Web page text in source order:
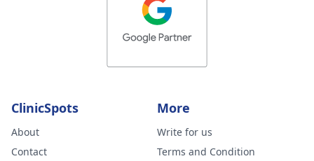
ClinicSpots
About
Contact
More
Write for us
Terms and Condition